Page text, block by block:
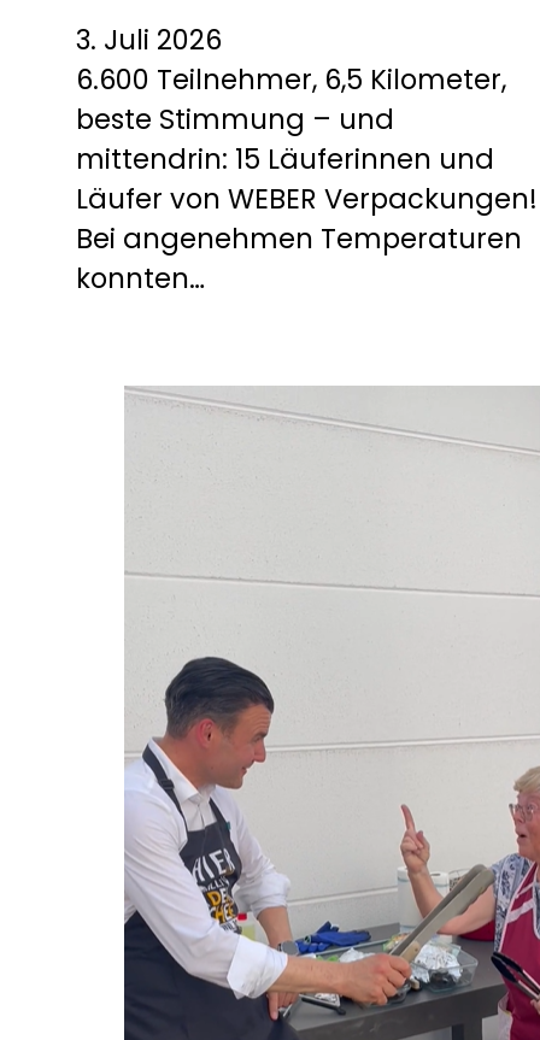
3. Juli 2026
6.600 Teilnehmer, 6,5 Kilometer,
beste Stimmung – und
mittendrin: 15 Läuferinnen und
Läufer von WEBER Verpackungen!
Bei angenehmen Temperaturen
konnten…